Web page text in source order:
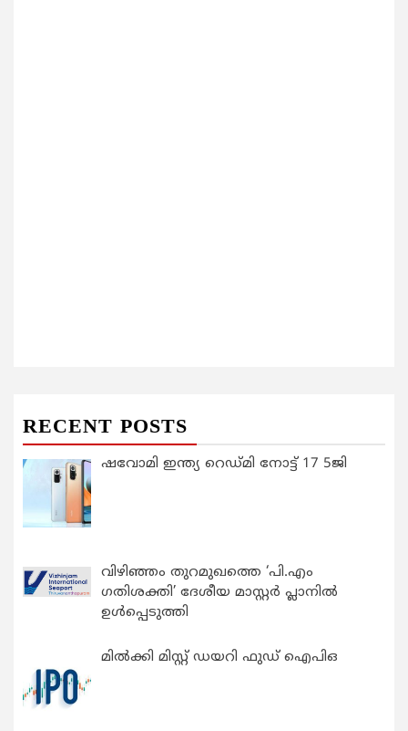
RECENT POSTS
ഷവോമി ഇന്ത്യ റെഡ്മി നോട്ട് 17 5ജി
വിഴിഞ്ഞം തുറമുഖത്തെ ‘പി.എം
ഗതിശക്തി’ ദേശീയ മാസ്റ്റർ പ്ലാനിൽ
ഉൾപ്പെടുത്തി
മിൽക്കി മിസ്റ്റ് ഡയറി ഫുഡ് ഐപിഒ